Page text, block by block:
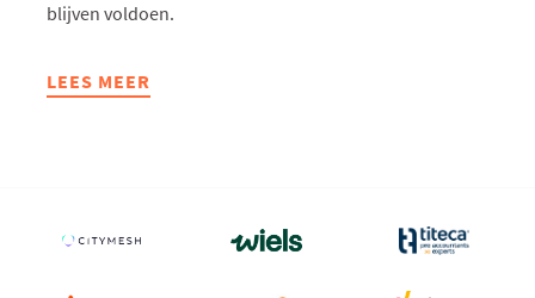
blijven voldoen.
LEES MEER
ABOUT
VLAANDEREN